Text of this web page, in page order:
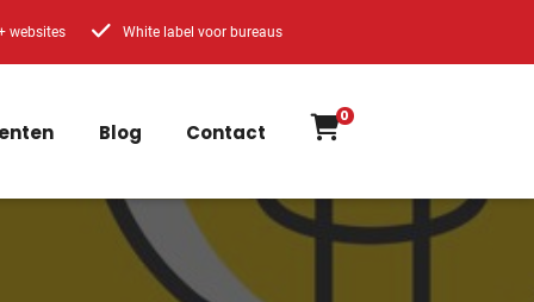
websites White label voor bureaus
Blog Contact
0